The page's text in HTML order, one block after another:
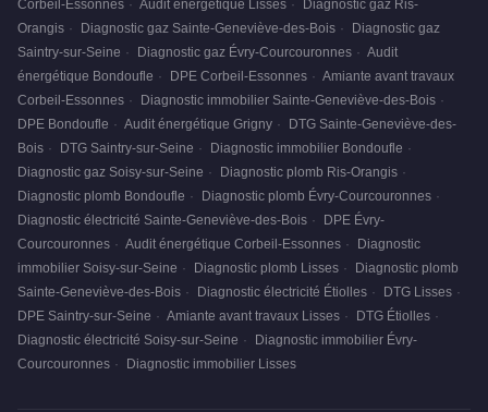
Corbeil-Essonnes · Audit énergétique Lisses ·
Diagnostic gaz Ris-
Orangis · Diagnostic gaz Sainte-Geneviève-des-Bois ·
Diagnostic gaz
Saintry-sur-Seine · Diagnostic gaz Évry-Courcouronnes · Audit
énergétique Bondoufle · DPE Corbeil-Essonnes · Amiante avant travaux
Corbeil-Essonnes · Diagnostic immobilier Sainte-Geneviève-des-Bois ·
DPE Bondoufle · Audit énergétique Grigny ·
DTG Sainte-Geneviève-des-
Bois · DTG Saintry-sur-Seine · Diagnostic immobilier Bondoufle ·
Diagnostic gaz Soisy-sur-Seine · Diagnostic plomb Ris-Orangis ·
Diagnostic plomb Bondoufle · Diagnostic plomb Évry-Courcouronnes ·
Diagnostic électricité Sainte-Geneviève-des-Bois ·
DPE Évry-
Courcouronnes · Audit énergétique Corbeil-Essonnes ·
Diagnostic
immobilier Soisy-sur-Seine · Diagnostic plomb Lisses ·
Diagnostic plomb
Sainte-Geneviève-des-Bois · Diagnostic électricité Étiolles · DTG Lisses ·
DPE Saintry-sur-Seine · Amiante avant travaux Lisses · DTG Étiolles ·
Diagnostic électricité Soisy-sur-Seine ·
Diagnostic immobilier Évry-
Courcouronnes · Diagnostic immobilier Lisses